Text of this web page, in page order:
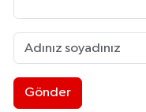
Gönder